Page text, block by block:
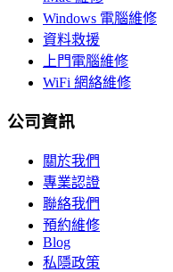
Windows 電腦維修
資料救援
上門電腦維修
WiFi 網絡維修
公司資訊
關於我們
專業認證
聯絡我們
預約維修
Blog
私隱政策